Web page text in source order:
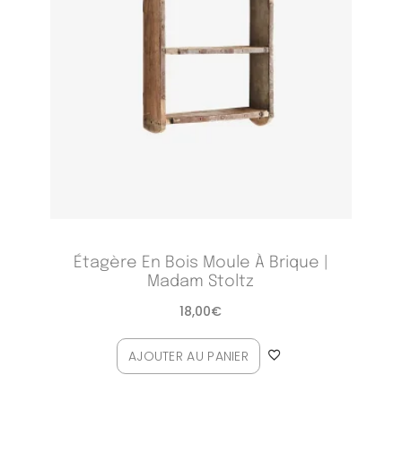
Étagère En Bois Moule À Brique |
Madam Stoltz
18,00€
AJOUTER AU PANIER